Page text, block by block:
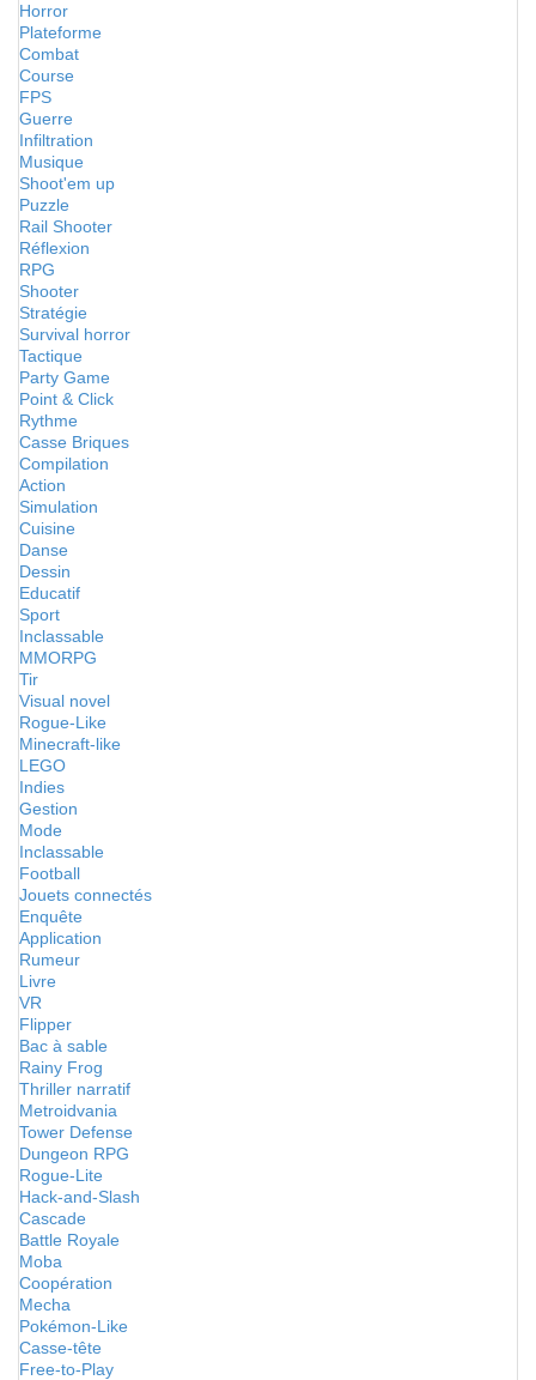
Horror
Plateforme
Combat
Course
FPS
Guerre
Infiltration
Musique
Shoot'em up
Puzzle
Rail Shooter
Réflexion
RPG
Shooter
Stratégie
Survival horror
Tactique
Party Game
Point & Click
Rythme
Casse Briques
Compilation
Action
Simulation
Cuisine
Danse
Dessin
Educatif
Sport
Inclassable
MMORPG
Tir
Visual novel
Rogue-Like
Minecraft-like
LEGO
Indies
Gestion
Mode
Inclassable
Football
Jouets connectés
Enquête
Application
Rumeur
Livre
VR
Flipper
Bac à sable
Rainy Frog
Thriller narratif
Metroidvania
Tower Defense
Dungeon RPG
Rogue-Lite
Hack-and-Slash
Cascade
Battle Royale
Moba
Coopération
Mecha
Pokémon-Like
Casse-tête
Free-to-Play